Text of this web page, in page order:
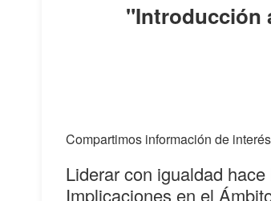
"Introducción
Compartimos información de
Liderar con igualdad
Implicaciones en el